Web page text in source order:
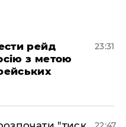
рейд
з метою
23:31